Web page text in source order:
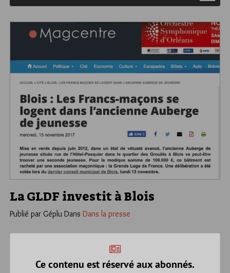
La GLDF investit à Blois
Publié par Géplu Dans Dans la presse
Ce contenu est réservé aux abonnés.